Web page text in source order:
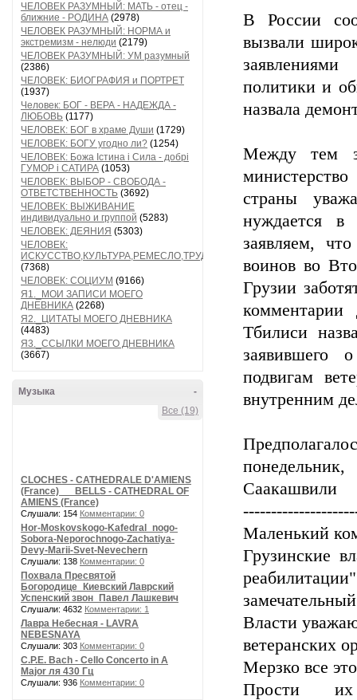
ЧЕЛОВЕК РАЗУМНЫЙ: МАТЬ - отец -
ближние - РОДИНА (2978)
ЧЕЛОВЕК РАЗУМНЫЙ: НОРМА и
экстремизм - нелюди (2179)
ЧЕЛОВЕК РАЗУМНЫЙ: УМ разумный
(2386)
ЧЕЛОВЕК: БИОГРАФИЯ и ПОРТРЕТ
(1937)
Человек: БОГ - ВЕРА - НАДЕЖДА -
ЛЮБОВЬ (1177)
ЧЕЛОВЕК: БОГ в храме Души (1729)
ЧЕЛОВЕК: БОГУ угодно ли? (1254)
ЧЕЛОВЕК: Божа Істина і Сила - добрі
ГУМОР і САТИРА (1053)
ЧЕЛОВЕК: ВЫБОР - СВОБОДА -
ОТВЕТСТВЕННОСТЬ (3692)
ЧЕЛОВЕК: ВЫЖИВАНИЕ
индивидуально и группой (5283)
ЧЕЛОВЕК: ДЕЯНИЯ (5303)
ЧЕЛОВЕК:
ИСКУССТВО,КУЛЬТУРА,РЕМЕСЛО,ТРУД
(7368)
ЧЕЛОВЕК: СОЦИУМ (9166)
Я1._МОИ ЗАПИСИ МОЕГО
ДНЕВНИКА (2268)
Я2._ЦИТАТЫ МОЕГО ДНЕВНИКА
(4483)
Я3._ССЫЛКИ МОЕГО ДНЕВНИКА
(3667)
-
Музыка
Все (19)
CLOCHES - CATHEDRALE D'AMIENS
(France) __ BELLS - CATHEDRAL OF
AMIENS (France)
Слушали: 154 Комментарии: 0
Hor-Moskovskogo-Kafedral_nogo-
Sobora-Neporochnogo-Zachatiya-
Devy-Marii-Svet-Nevechern
Слушали: 138 Комментарии: 0
Похвала Пресвятой
Богородице_Киевский Лаврский
Успенский звон_Павел Лашкевич
Слушали: 4632 Комментарии: 1
Лавра Небесная - LAVRA
NEBESNAYA
Слушали: 303 Комментарии: 0
C.P.E. Bach - Cello Concerto in A
Major ля 430 Гц
Слушали: 936 Комментарии: 0
В России
вызвали
политики и
назвала
Между тем
страны
нуждается в
заявляем,
воинов во
Грузии
Тбилиси
заявившего
подвигам
внутренним
Саакашвили
Маленький
Грузинские
Власти
ветеранских
Мерзко все
Прости